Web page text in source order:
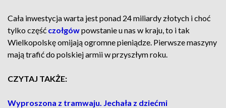
Cała inwestycja warta jest ponad 24 miliardy złotych i choć
tylko część czołgówpowstanie u nas w kraju, to i tak
Wielkopolskę omijają ogromne pieniądze. Pierwsze maszyny
mają trafić do polskiej armii w przyszłym roku.
CZYTAJ TAKŻE:
Wyproszona z tramwaju. Jechała z dziećmi